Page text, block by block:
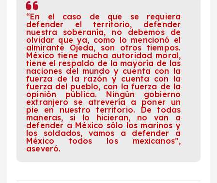
“En el caso de que se requiera
defender el territorio, defender
nuestra soberanía, no debemos de
olvidar que ya, como lo mencionó el
almirante Ojeda, son otros tiempos.
México tiene mucha autoridad moral,
tiene el respaldo de la mayoría de las
naciones del mundo y cuenta con la
fuerza de la razón y cuenta con la
fuerza del pueblo, con la fuerza de la
opinión pública. Ningún gobierno
extranjero se atrevería a poner un
pie en nuestro territorio. De todas
maneras, si lo hicieran, no van a
defender a México sólo los marinos y
los soldados, vamos a defender a
México todos los mexicanos”,
aseveró.